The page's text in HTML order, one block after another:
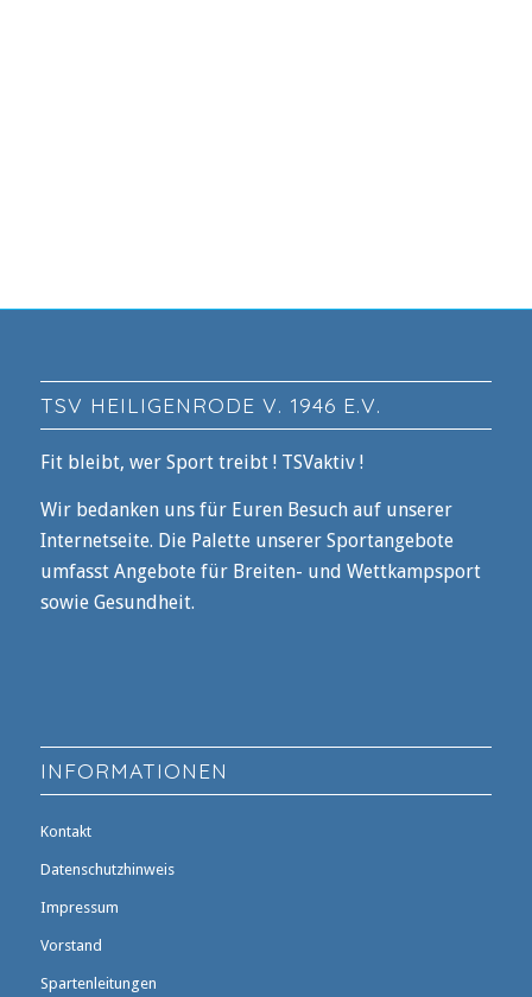
TSV HEILIGENRODE V. 1946 E.V.
Fit bleibt, wer Sport treibt ! TSVaktiv !
Wir bedanken uns für Euren Besuch auf unserer
Internetseite. Die Palette unserer Sportangebote
umfasst Angebote für Breiten- und Wettkampsport
sowie Gesundheit.
INFORMATIONEN
Kontakt
Datenschutzhinweis
Impressum
Vorstand
Spartenleitungen